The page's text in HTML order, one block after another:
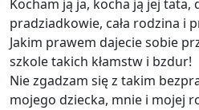
Kocham ją ja, kocha ją jej tata,
pradziadkowie, cała rodzina i
Jakim prawem dajecie sobie
szkole takich kłamstw i bzdur!
Nie zgadzam się z takim
mojego dziecka, mnie i mojej